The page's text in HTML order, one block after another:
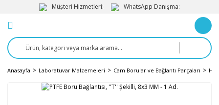
Müşteri Hizmetleri: WhatsApp Danışma:
Anasayfa Laboratuvar Malzemeleri Cam Borular ve Bağlantı Parçaları